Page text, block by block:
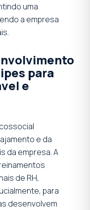
uma
a empresa
para
e
e da
da empresa. A
de RH,
para
desenvolvem